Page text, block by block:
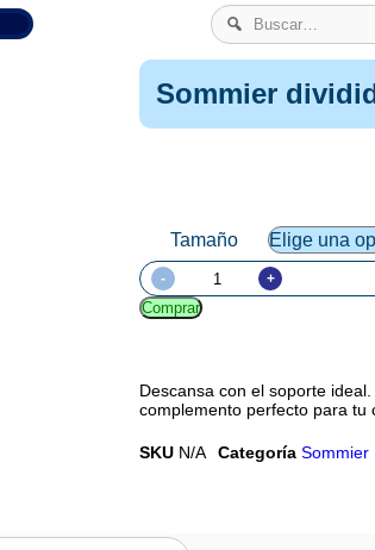
Sommier
Tamaño
- +
Comprar
Descansa con el soporte
complemento perfecto para tu
SKU N/A Categoría Sommier